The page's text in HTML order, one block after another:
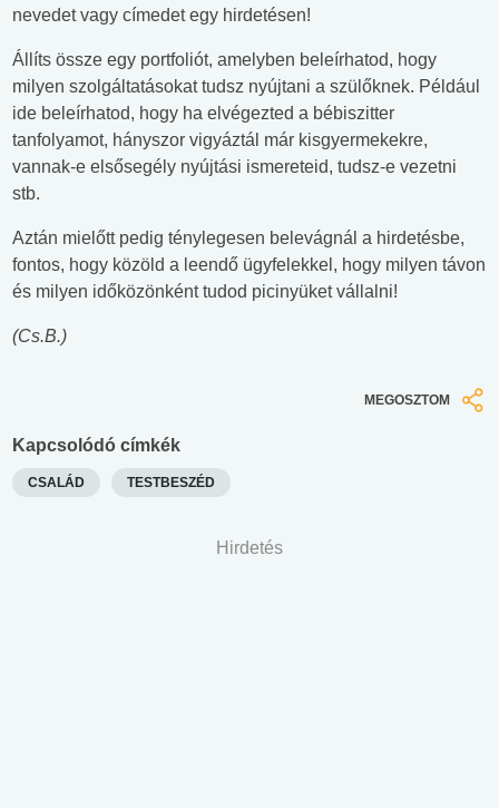
nevedet vagy címedet egy hirdetésen!
Állíts össze egy portfoliót, amelyben beleírhatod, hogy
milyen szolgáltatásokat tudsz nyújtani a szülőknek. Például
ide beleírhatod, hogy ha elvégezted a bébiszitter
tanfolyamot, hányszor vigyáztál már kisgyermekekre,
vannak-e elsősegély nyújtási ismereteid, tudsz-e vezetni
stb.
Aztán mielőtt pedig ténylegesen belevágnál a hirdetésbe,
fontos, hogy közöld a leendő ügyfelekkel, hogy milyen távon
és milyen időközönként tudod picinyüket vállalni!
(Cs.B.)
MEGOSZTOM
Kapcsolódó címkék
CSALÁD TESTBESZÉD
Hirdetés